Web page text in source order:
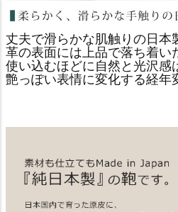
丈夫で滑らかな肌触りの日本
革の表面には上品で落ち着い
使い込むほどに自然と光沢感
艶っぽい表情に変化する経年